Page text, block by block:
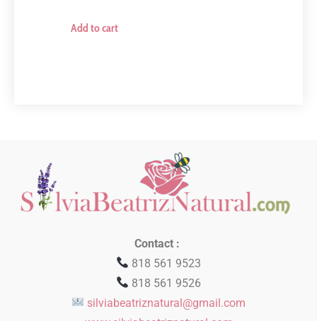
Add to cart
Contact :
818 561 9523
818 561 9526
silviabeatriznatural@gmail.com